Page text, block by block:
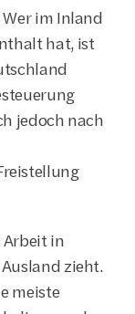
im Inland
hat, ist
jedoch nach
Arbeit in
zieht.
meiste